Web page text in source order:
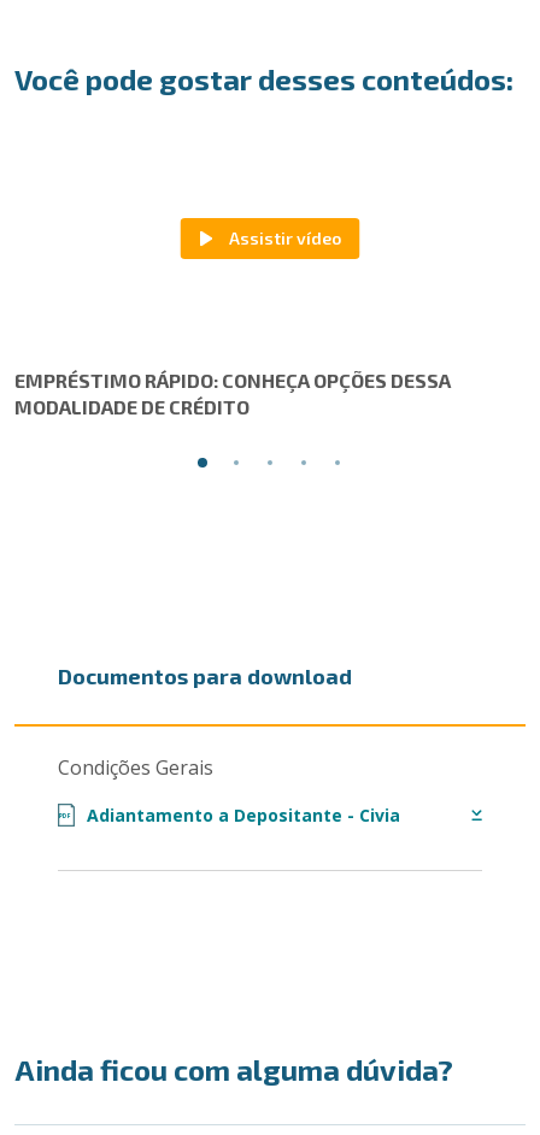
Você pode gostar desses conteúdos:
EMPRÉSTIMO RÁPIDO: CONHEÇA OPÇÕES DESSA
MODALIDADE DE CRÉDITO
Documentos para download
Condições Gerais
Adiantamento a Depositante - Civia
PDF
Ainda ficou com alguma dúvida?